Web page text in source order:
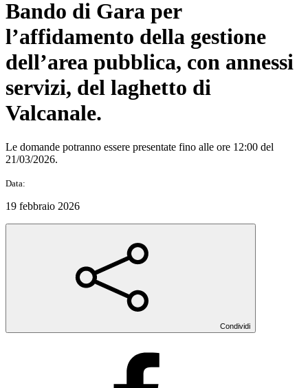
Bando di Gara per
l’affidamento della gestione
dell’area pubblica, con annessi
servizi, del laghetto di
Valcanale.
Le domande potranno essere presentate fino alle ore 12:00 del
21/03/2026.
Data:
19 febbraio 2026
Condividi